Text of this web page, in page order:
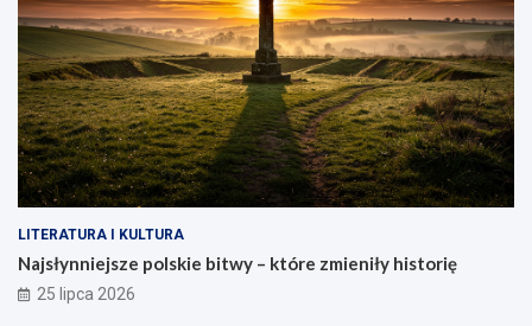
LITERATURA I KULTURA
Najsłynniejsze polskie bitwy – które zmieniły historię
25 lipca 2026